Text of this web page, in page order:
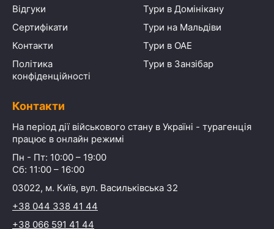
Відгуки
Сертифікати
Контакти
Політика
конфіденційності
Тури в Домінікану
Тури на Мальдіви
Тури в ОАЕ
Тури в Занзібар
Контакти
На період дії військового стану в Україні - турагенція
працює в онлайн режимі
Пн - Пт: 10:00 – 19:00
Сб: 11:00 – 16:00
03022, м. Київ, вул. Васильківська 32
+38 044 338 41 44
+38 066 591 41 44